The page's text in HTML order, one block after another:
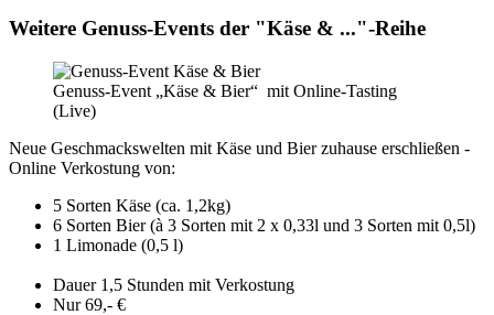
Weitere Genuss-Events der "Käse & ..."-Reihe
Genuss-Event „Käse & Bier“ mit Online-Tasting
(Live)
Neue Geschmackswelten mit Käse und Bier zuhause erschließen -
Online Verkostung von:
5 Sorten Käse (ca. 1,2kg)
6 Sorten Bier (à 3 Sorten mit 2 x 0,33l und 3 Sorten mit 0,5l)
1 Limonade (0,5 l)
Dauer 1,5 Stunden mit Verkostung
Nur 69,- €